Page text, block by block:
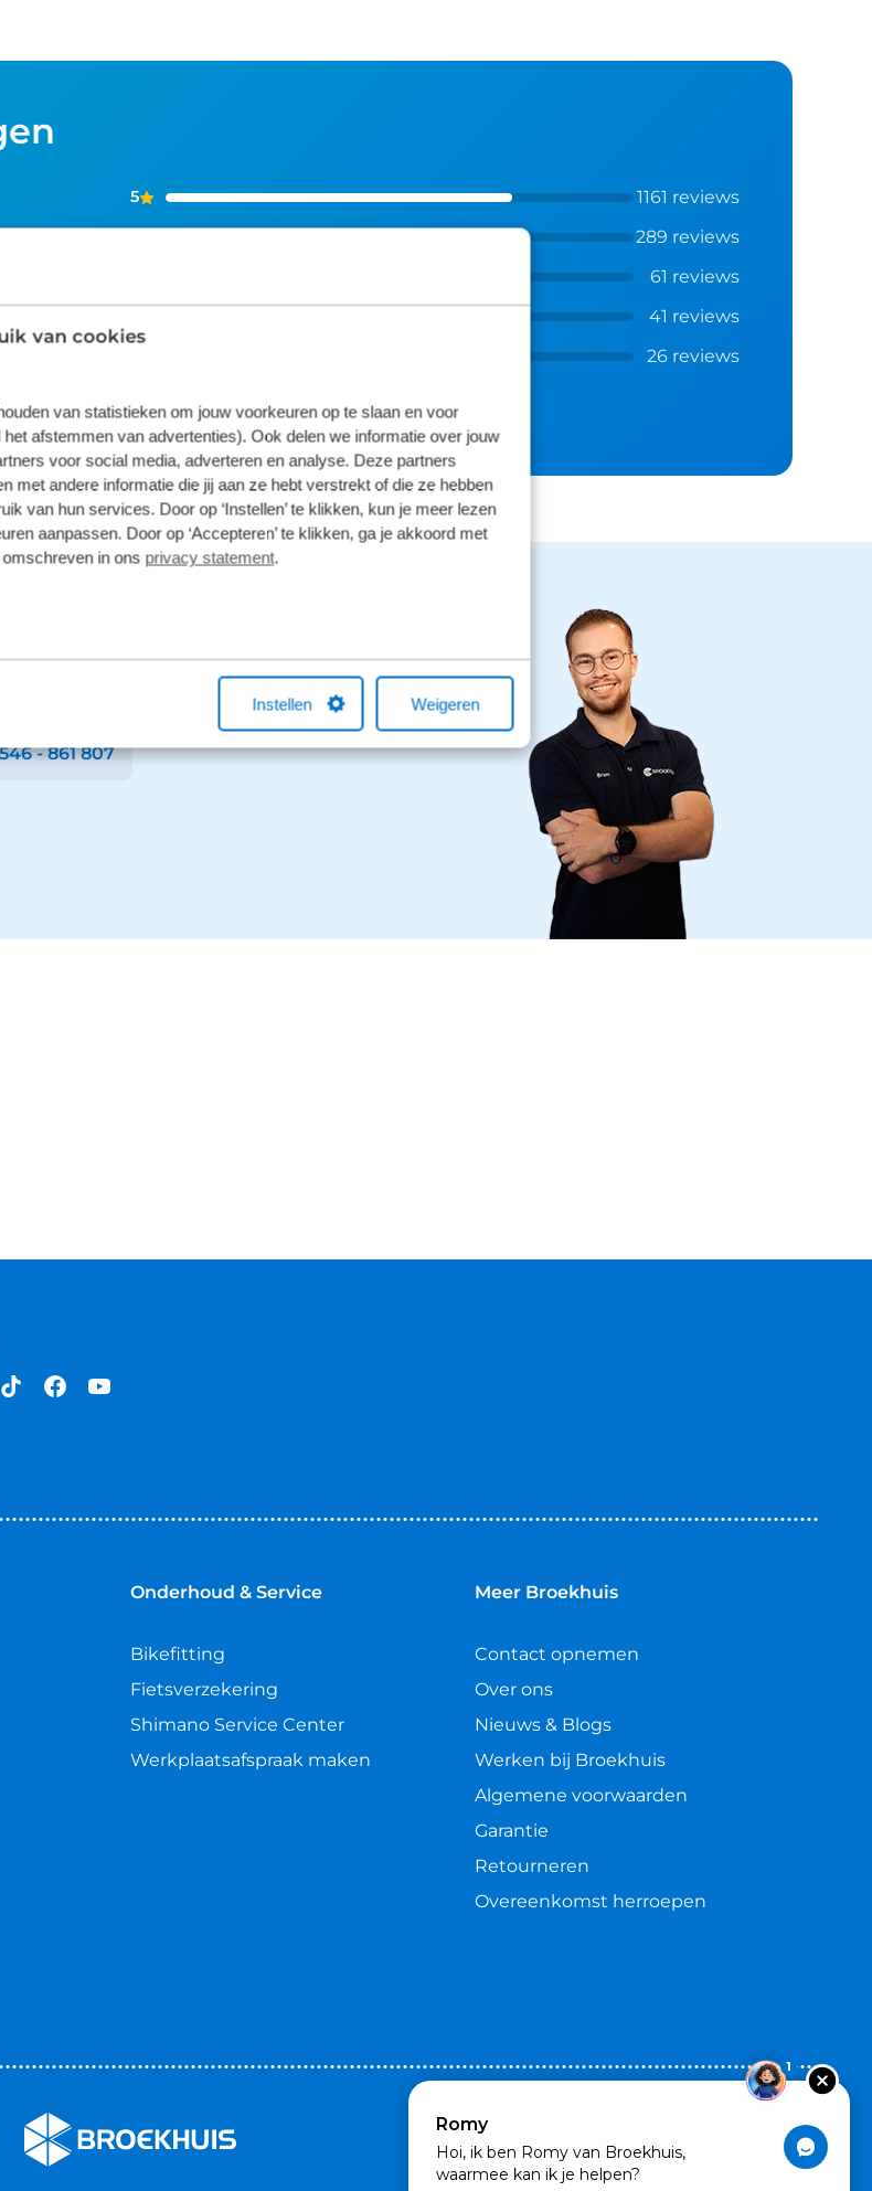
van cookies
van statistieken om jouw voorkeuren op te slaan en voor
afstemmen van advertenties). Ook delen we informatie over jouw
voor social media, adverteren en analyse. Deze partners
met andere informatie die jij aan ze hebt verstrekt of die ze hebben
van hun services. Door op ‘Instellen’ te klikken, kun je meer lezen
aanpassen. Door op ‘Accepteren’ te klikken, ga je akkoord met
in ons privacy statement.
Instellen Weigeren
5 1161 reviews
289 reviews
61 reviews
41 reviews
26 reviews
- 861 807
Onderhoud & Service
Bikefitting
Fietsverzekering
Shimano Service Center
Werkplaatsafspraak maken
Meer Broekhuis
Contact opnemen
Over ons
Nieuws & Blogs
Werken bij Broekhuis
Algemene voorwaarden
Garantie
Retourneren
Overeenkomst herroepen
1
Romy
Hoi, ik ben Romy van Broekhuis,
waarmee kan ik je helpen?